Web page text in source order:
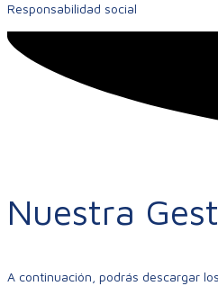
Responsabilidad social
Nuestra
A continuación, podrás descargar